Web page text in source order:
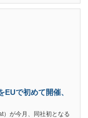
で初めて開催、
）が今月、同社初となる